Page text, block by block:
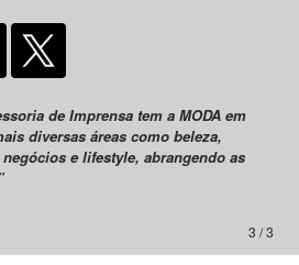
de Imprensa tem a MODA em
diversas áreas como beleza,
e lifestyle, abrangendo as
3 / 3